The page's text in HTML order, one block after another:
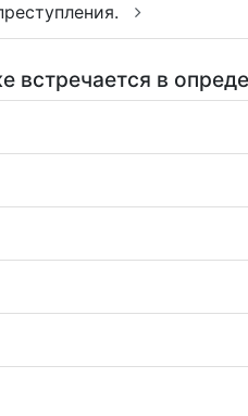
встречается в